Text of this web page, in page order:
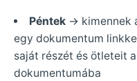
Péntek -> kimennek
egy dokumentum
saját részét és ötleteit
dokumentumába